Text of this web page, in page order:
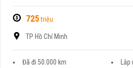
725triệu
TP Hồ Chí Minh
Đã đi 50.000 km